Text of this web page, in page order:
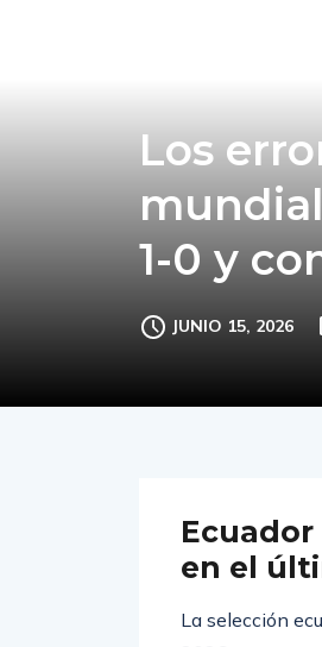
Los
1-0 y
Ecuador
en el